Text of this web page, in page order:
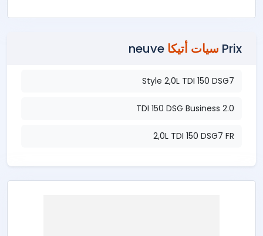
Prix سيات أتيكا
Style 2,0L TDI 150 DSG7
2.0 TDI 150 DSG Business
2,0L TDI 150 DSG7 FR